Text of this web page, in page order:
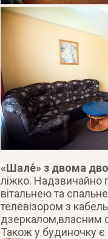
«Шале́» з двома
ліжко. Надзвичайно
вітальнею та
телевізором з
дзеркалом,власним
Також у будиночку є